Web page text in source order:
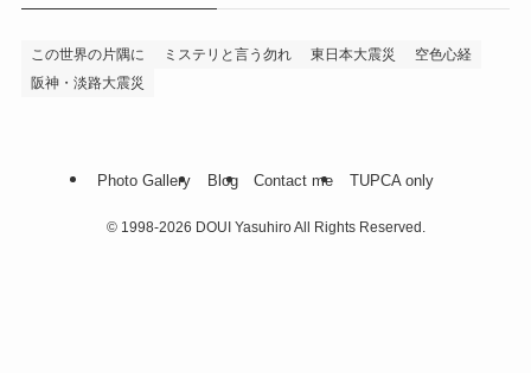
この世界の片隅に ミステリと言う勿れ 東日本大震災
空色心経
阪神・淡路大震災
Photo Gallery Blog Contact me TUPCA only
©1998-2026 DOUI Yasuhiro All Rights Reserved.